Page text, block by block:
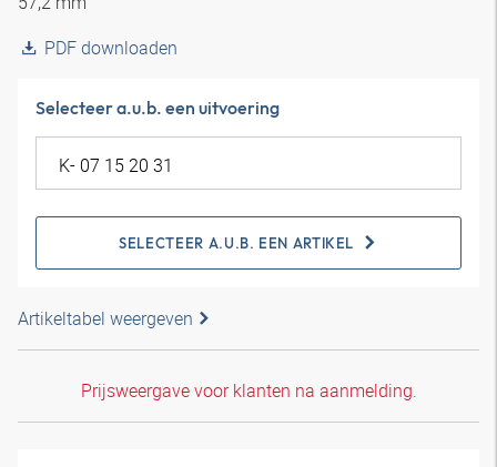
PDF downloaden
Selecteer a.u.b. een uitvoering
SELECTEER A.U.B. EEN ARTIKEL
Artikeltabel weergeven
Prijsweergave voor klanten na aanmelding.